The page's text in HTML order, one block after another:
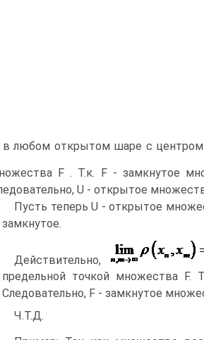
в любом открытом шаре с центром
F . Т.к. F - замкнутое
U - открытое
Пусть теперь U - открытое
замкнутое.
Действительно,
предельной точкой множества
Следовательно, F - замкнутое
Ч.Т.Д.